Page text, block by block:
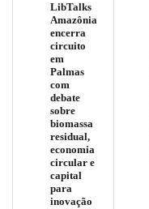
LibTalks
Amazônia
encerra
circuito
em
Palmas
com
debate
sobre
biomassa
residual,
economia
circular e
capital
para
inovação